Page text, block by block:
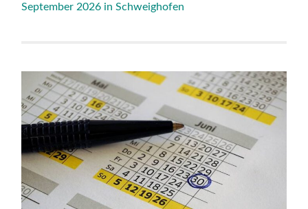
September 2026 in Schweighofen